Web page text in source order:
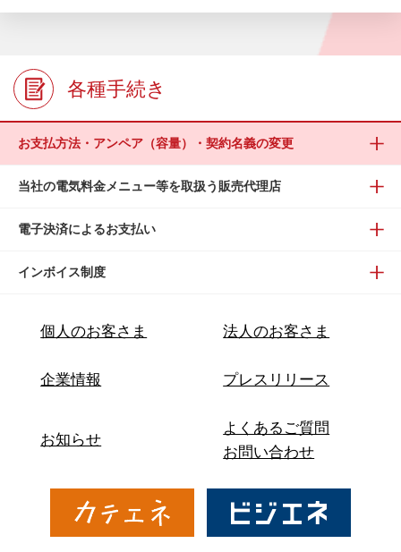
各種手続き
お支払方法・アンペア（容量）・契約名義の変更
当社の電気料金メニュー等を取扱う販売代理店
電子決済によるお支払い
インボイス制度
個人のお客さま 法人のお客さま
企業情報 プレスリリース
お知らせ
よくあるご質問
お問い合わせ